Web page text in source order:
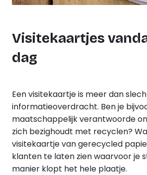
Visitekaartjes
dag
Een visitekaartje is meer dan
informatieoverdracht. Ben je
maatschappelijk verantwoorde
zich bezighoudt met recyclen?
visitekaartje van gerecycled
klanten te laten zien waarvoor je
manier klopt het hele plaatje.